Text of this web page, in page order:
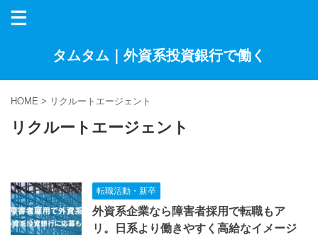
タムタム｜外資系投資銀行で働く
HOME > リクルートエージェント
リクルートエージェント
転職活動・新卒
外資系企業なら障害者採用で転職もア
リ。日系より働きやすく高給なイメージ